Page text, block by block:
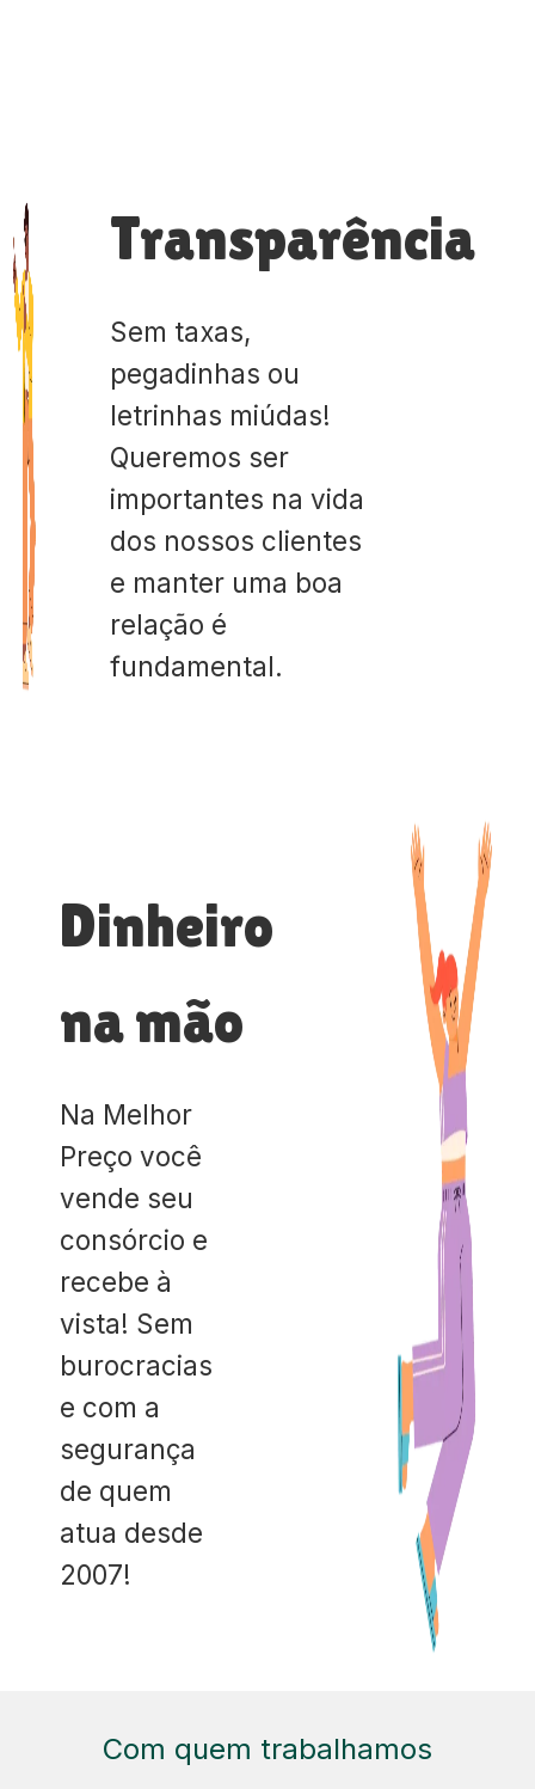
Transparência
Sem taxas,
pegadinhas ou
letrinhas miúdas!
Queremos ser
importantes na vida
dos nossos clientes
e manter uma boa
relação é
fundamental.
Dinheiro
na mão
Na Melhor
Preço você
vende seu
consórcio e
recebe à
vista! Sem
burocracias
e com a
segurança
de quem
atua desde
2007!
Com quem trabalhamos